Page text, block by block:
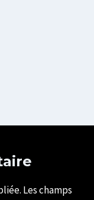
Les champs